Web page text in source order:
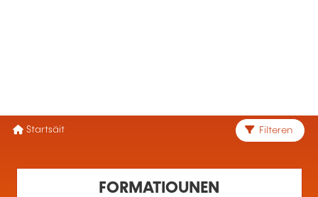
Startsäit Filteren
FORMATIOUNEN